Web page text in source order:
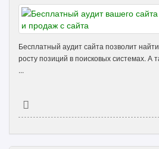
Бесплатный аудит сайта позволит
росту позиций в поисковых системах. А
...